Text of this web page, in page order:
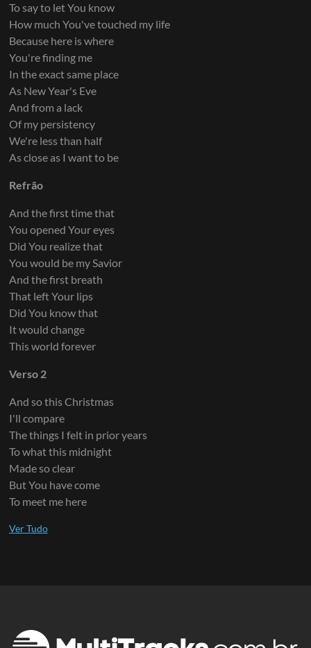
To say to let You know
How much You've touched my life
Because here is where
You're finding me
In the exact same place
As New Year's Eve
And from a lack
Of my persistency
We're less than half
As close as I want to be
Refrão
And the first time that
You opened Your eyes
Did You realize that
You would be my Savior
And the first breath
That left Your lips
Did You know that
It would change
This world forever
Verso 2
And so this Christmas
I'll compare
The things I felt in prior years
To what this midnight
Made so clear
But You have come
To meet me here